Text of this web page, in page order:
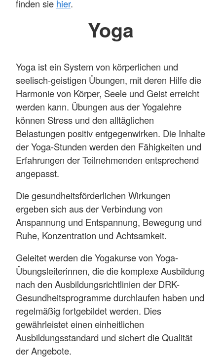
finden sie hier.
Yoga
Yoga ist ein System von körperlichen und
seelisch-geistigen Übungen, mit deren Hilfe die
Harmonie von Körper, Seele und Geist erreicht
werden kann. Übungen aus der Yogalehre
können Stress und den alltäglichen
Belastungen positiv entgegenwirken. Die Inhalte
der Yoga-Stunden werden den Fähigkeiten und
Erfahrungen der Teilnehmenden entsprechend
angepasst.
Die gesundheitsförderlichen Wirkungen
ergeben sich aus der Verbindung von
Anspannung und Entspannung, Bewegung und
Ruhe, Konzentration und Achtsamkeit.
Geleitet werden die Yogakurse von Yoga-
Übungsleiterinnen, die die komplexe Ausbildung
nach den Ausbildungsrichtlinien der DRK-
Gesundheitsprogramme durchlaufen haben und
regelmäßig fortgebildet werden. Dies
gewährleistet einen einheitlichen
Ausbildungsstandard und sichert die Qualität
der Angebote.